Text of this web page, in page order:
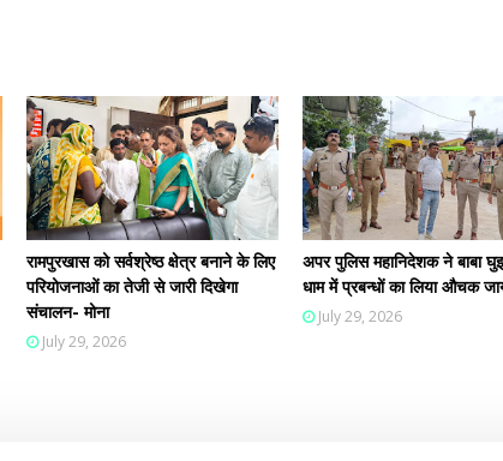
रामपुरखास को सर्वश्रेष्ठ क्षेत्र बनाने के लिए
परियोजनाओं का तेजी से जारी दिखेगा
संचालन- मोना
July 29, 2026
अपर पुलिस महानिदेशक ने बाबा
धाम में प्रबन्धों का लिया औचक
July 29, 2026